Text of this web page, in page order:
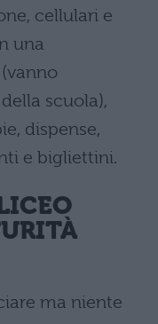
cellulari e
una
scuola),
dispense,
e bigliettini.
ma niente